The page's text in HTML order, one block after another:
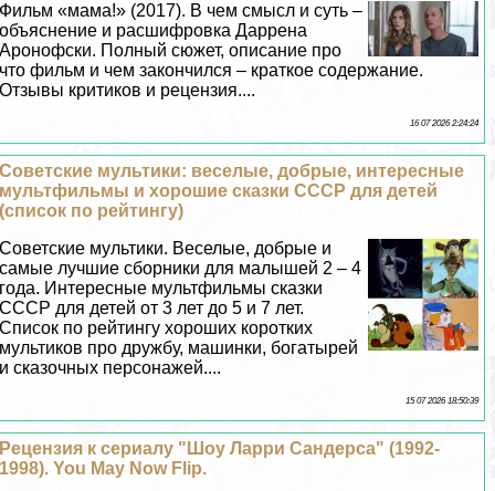
Фильм «мама!» (2017). В чем смысл и суть –
объяснение и расшифровка Даррена
Аронофски. Полный сюжет, описание про
что фильм и чем закончился – краткое содержание.
Отзывы критиков и рецензия....
16 07 2026 2:24:24
Советские мультики: веселые, добрые, интересные
мультфильмы и хорошие сказки СССР для детей
(список по рейтингу)
Советские мультики. Веселые, добрые и
самые лучшие сборники для малышей 2 – 4
года. Интересные мультфильмы сказки
СССР для детей от 3 лет до 5 и 7 лет.
Список по рейтингу хороших коротких
мультиков про дружбу, машинки, богатырей
и сказочных персонажей....
15 07 2026 18:50:39
Рецензия к сериалу "Шоу Ларри Сандерса" (1992-
1998). You May Now Flip.